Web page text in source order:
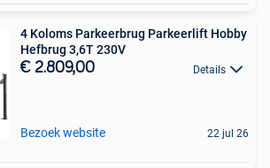
4 Koloms Parkeerbrug Parkeerlift Hobby
Hefbrug 3,6T 230V
€ 2.809,00 Details
Bezoek website 22 jul 26